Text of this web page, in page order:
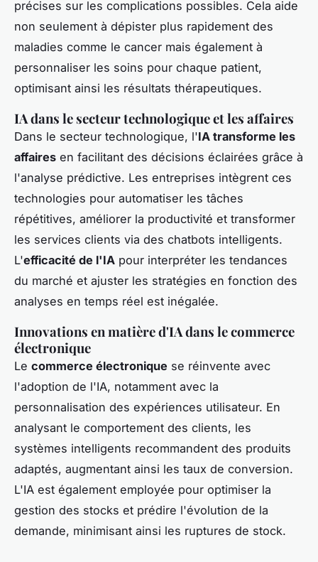
précises sur les complications possibles. Cela aide
non seulement à dépister plus rapidement des
maladies comme le cancer mais également à
personnaliser les soins pour chaque patient,
optimisant ainsi les résultats thérapeutiques.
IA dans le secteur technologique et les affaires
Dans le secteur technologique, l'IA transforme les
affaires en facilitant des décisions éclairées grâce à
l'analyse prédictive. Les entreprises intègrent ces
technologies pour automatiser les tâches
répétitives, améliorer la productivité et transformer
les services clients via des chatbots intelligents.
L'efficacité de l'IA pour interpréter les tendances
du marché et ajuster les stratégies en fonction des
analyses en temps réel est inégalée.
Innovations en matière d'IA dans le commerce
électronique
Le commerce électronique se réinvente avec
l'adoption de l'IA, notamment avec la
personnalisation des expériences utilisateur. En
analysant le comportement des clients, les
systèmes intelligents recommandent des produits
adaptés, augmentant ainsi les taux de conversion.
L'IA est également employée pour optimiser la
gestion des stocks et prédire l'évolution de la
demande, minimisant ainsi les ruptures de stock.